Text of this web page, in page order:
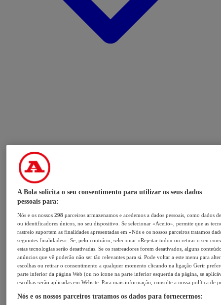
A Bola solicita o seu consentimento para utilizar os seus dados
pessoais para:
Nós e os nossos298 parceiros armazenamos e acedemos a dados pessoais, como dados
ou identificadores únicos, no seu dispositivo. Se selecionar «Aceito», permite que as
rastreio suportem as finalidades apresentadas em «Nós e os nossos parceiros tratamos
seguintes finalidades». Se, pelo contrário, selecionar «Rejeitar tudo» ou retirar o seu
estas tecnologias serão desativadas. Se os rastreadores forem desativados, alguns
anúncios que vê poderão não ser tão relevantes para si. Pode voltar a este menu para
escolhas ou retirar o consentimento a qualquer momento clicando na ligação Gerir
parte inferior da página Web (ou no ícone na parte inferior esquerda da página, se
escolhas serão aplicadas em Website. Para mais informação, consulte a nossa política de
Nós e os nossos parceiros tratamos os dados para fornecermos: